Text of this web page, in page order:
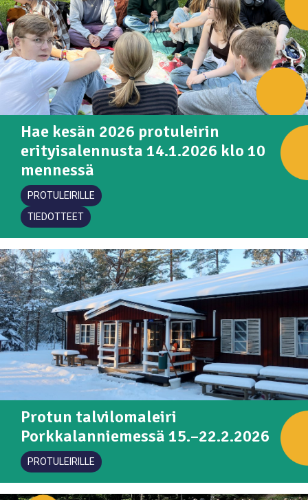
Hae kesän 2026 protuleirin
erityisalennusta 14.1.2026 klo 10
mennessä
PROTULEIRILLE
TIEDOTTEET
Protun talvilomaleiri
Porkkalanniemessä 15.–22.2.2026
PROTULEIRILLE